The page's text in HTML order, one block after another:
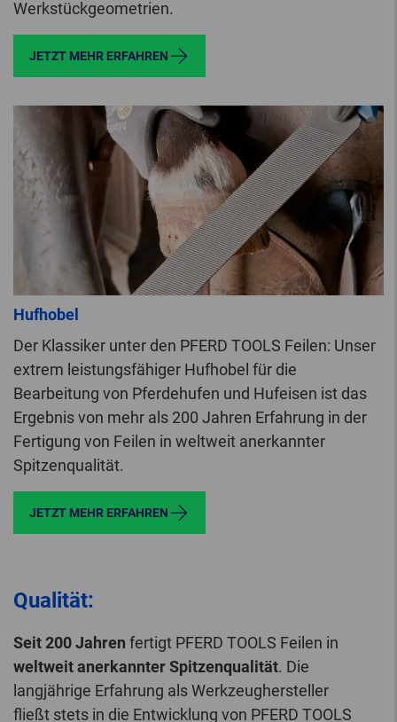
Werkstückgeometrien.
JETZT MEHR ERFAHREN
Hufhobel
Der Klassiker unter den PFERD TOOLS Feilen: Unser
extrem leistungsfähiger Hufhobel für die
Bearbeitung von Pferdehufen und Hufeisen ist das
Ergebnis von mehr als 200 Jahren Erfahrung in der
Fertigung von Feilen in weltweit anerkannter
Spitzenqualität.
JETZT MEHR ERFAHREN
Qualität:
Seit 200 Jahren fertigt PFERD TOOLS Feilen in
weltweit anerkannter Spitzenqualität. Die
langjährige Erfahrung als Werkzeughersteller
fließt stets in die Entwicklung von PFERD TOOLS